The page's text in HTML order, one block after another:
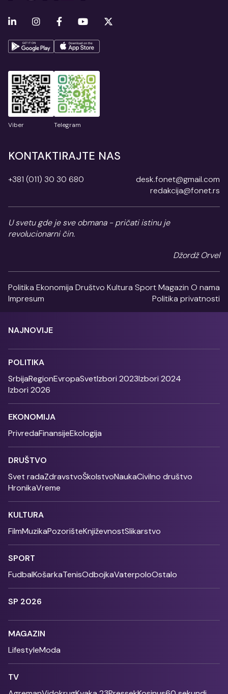
Viber Telegram
KONTAKTIRAJTE NAS
+381 (011) 30 30 680
desk.fonet@gmail.com
redakcija@fonet.rs
U svetu gde je sve obmana - pričati istinu je
revolucionarni čin.
Džordž Orvel
Politika Ekonomija Društvo Kultura SportMagazin O nama
Impresum
Politika privatnosti
NAJNOVIJE
POLITIKA
SrbijaRegionEvropaSvetIzbori 2023Izbori 2024
Izbori 2026
EKONOMIJA
PrivredaFinansijeEkologija
DRUŠTVO
Svet radaZdravstvoŠkolstvoNaukaCivilno društvo
HronikaVreme
KULTURA
FilmMuzikaPozorišteKnjiževnostSlikarstvo
SPORT
FudbalKošarkaTenisOdbojkaVaterpoloOstalo
SP 2026
MAGAZIN
LifestyleModa
TV